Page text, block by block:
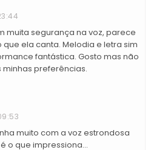
muita segurança na voz, parece
que ela canta. Melodia e letra sim
fantástica. Gosto mas não
minhas preferências.
muito com a voz estrondosa
o que impressiona...